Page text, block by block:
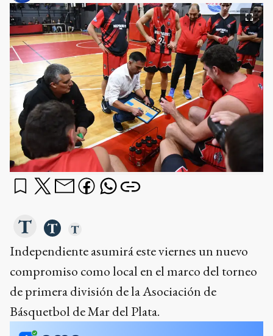
Independiente asumirá este viernes un nuevo
compromiso como local en el marco del torneo
de primera división de la Asociación de
Básquetbol de Mar del Plata.